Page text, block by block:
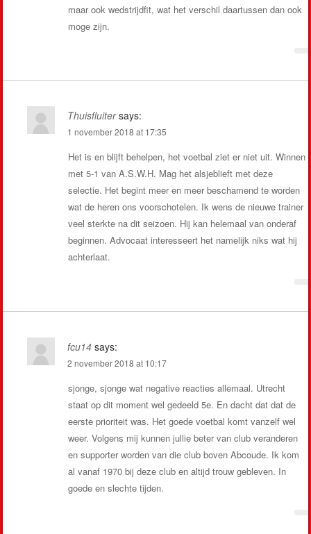
maar ook wedstrijdfit, wat het verschil daartussen dan ook
moge zijn.
Thuisfluiter says:
1 november 2018 at 17:35
Het is en blijft behelpen, het voetbal ziet er niet uit. Winnen
met 5-1 van A.S.W.H. Mag het alsjeblieft met deze
selectie. Het begint meer en meer beschamend te worden
wat de heren ons voorschotelen. Ik wens de nieuwe trainer
veel sterkte na dit seizoen. Hij kan helemaal van onderaf
beginnen. Advocaat interesseert het namelijk niks wat hij
achterlaat.
fcu14 says:
2 november 2018 at 10:17
sjonge, sjonge wat negative reacties allemaal. Utrecht
staat op dit moment wel gedeeld 5e. En dacht dat dat de
eerste prioriteit was. Het goede voetbal komt vanzelf wel
weer. Volgens mij kunnen jullie beter van club veranderen
en supporter worden van die club boven Abcoude. Ik kom
al vanaf 1970 bij deze club en altijd trouw gebleven. In
goede en slechte tijden.